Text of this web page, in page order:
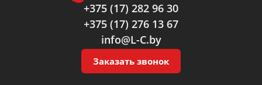
+375 (17) 282 96 30
+375 (17) 276 13 67
info@L-C.by
Заказать звонок